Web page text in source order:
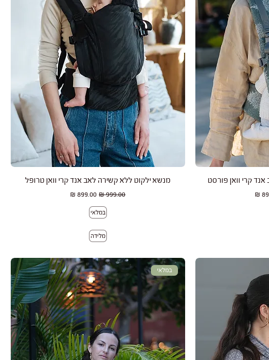
קרי וואן פורסט
מבצע
תצוגה מהירה
מנשא ילקוט ללא קשירה לאב אנד קרי וואן טרופל
מחיר רגיל‏999.00 ‏₪ מחיר מבצע
במלאי
מלידה
במלאי